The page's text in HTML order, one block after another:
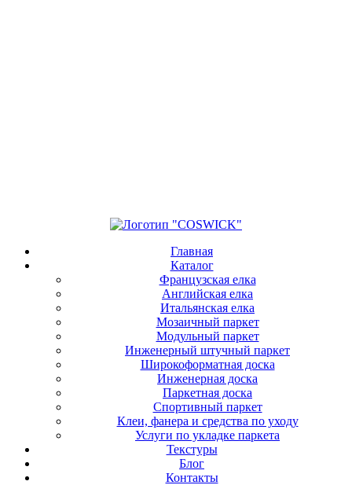
Главная
Каталог
Французская елка
Английская елка
Итальянская елка
Мозаичный паркет
Модульный паркет
Инженерный штучный паркет
Широкоформатная доска
Инженерная доска
Паркетная доска
Спортивный паркет
Клеи, фанера и средства по уходу
Услуги по укладке паркета
Текстуры
Блог
Контакты